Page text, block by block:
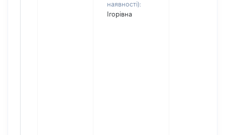
наявності):
Ігорівна